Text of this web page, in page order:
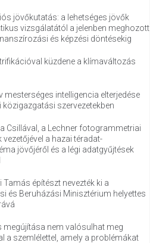
jövőkutatás: a lehetséges jövők
vizsgálatától a jelenben meghozott
és képzési döntésekig
küzdene a klímaváltozás
mesterséges intelligencia elterjedése
közigazgatási szervezetekben
Csillával, a Lechner fotogrammetriai
vezetőjével a hazai téradat-
jövőjéről és a légi adatgyűjtések
Tamás építészt nevezték ki a
és Beruházási Minisztérium helyettes
megújítása nem valósulhat meg
a szemlélettel, amely a problémákat